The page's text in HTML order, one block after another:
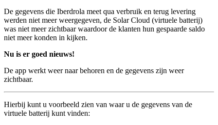
De gegevens die Iberdrola meet qua verbruik en terug levering
werden niet meer weergegeven, de Solar Cloud (virtuele batterij)
was niet meer zichtbaar waardoor de klanten hun gespaarde saldo
niet meer konden in kijken.
Nu is er goed nieuws!
De app werkt weer naar behoren en de gegevens zijn weer
zichtbaar.
Hierbij kunt u voorbeeld zien van waar u de gegevens van de
virtuele batterij kunt vinden: